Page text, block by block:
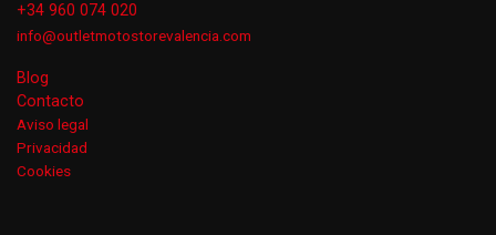
+34 960 074 020
info@outletmotostorevalencia.com
Blog
Contacto
Aviso legal
Privacidad
Cookies